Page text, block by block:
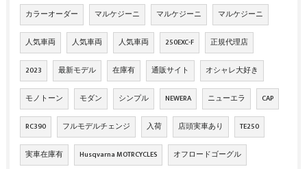
カラーオーダー マルケジーニ マルケジーニ マルケジーニ
人気車両 人気車両 人気車両 250EXC-F 正規代理店
2023 最新モデル 在庫有 通販サイト オシャレ大好き
モノトーン モダン シンプル NEWERA ニューエラ CAP
RC390 フルモデルチェンジ 入荷 店頭実車あり TE250
実車在庫有 Husqvarna MOTRCYCLES オフロードゴーグル